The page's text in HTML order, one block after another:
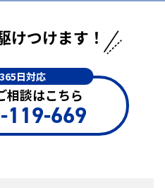
けつけます！
日対応
相談はこちら
119-669